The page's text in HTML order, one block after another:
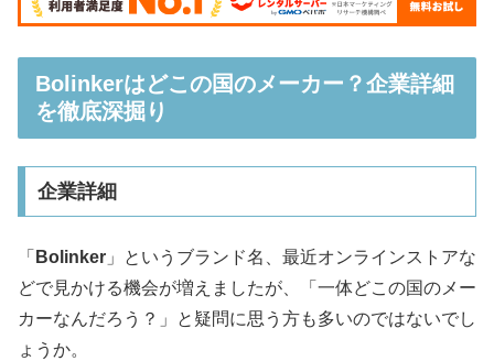
Bolinkerはどこの国のメーカー？企業詳細
を徹底深掘り
企業詳細
「 Bolinker 」というブランド名、最近オンラインストアな
どで見かける機会が増えましたが、「一体どこの国のメー
カーなんだろう？」と疑問に思う方も多いのではないでし
ょうか。